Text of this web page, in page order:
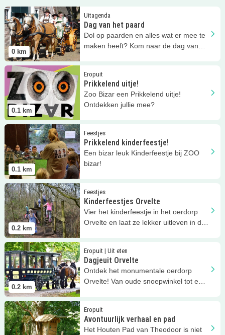
0 km
Uitagenda
Dag van het paard
Dol op paarden en alles wat er mee te
maken heeft? Kom naar de dag van
Lees meer Dag van het paard
0.1 km
Eropuit
Prikkelend uitje!
Zoo Bizar een Prikkelend uitje!
Ontdekken jullie mee?
Lees meer Prikkelend uitje!
0.1 km
Feestjes
Prikkelend kinderfeestje!
Een bizar leuk Kinderfeestje bij ZOO
bizar!
Lees meer Prikkelend kinderfeestje!
0.2 km
Feestjes
Kinderfeestjes Orvelte
Vier het kinderfeestje in het oerdorp
Orvelte en laat ze lekker uitleven in de
Lees meer Kinderfeestjes Orvelte
0.2 km
Eropuit | Uit eten
Dagjeuit Orvelte
Ontdek het monumentale oerdorp
Orvelte! Van oude snoepwinkel tot een
Lees meer Dagjeuit Orvelte
Eropuit
Avontuurlijk verhaal en pad
Het Houten Pad van Theodoor is niet
Lees meerAvontuurlijk verhaal en pad